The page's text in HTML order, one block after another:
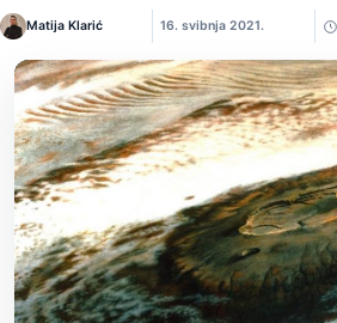
Matija Klarić 16. svibnja 2021.